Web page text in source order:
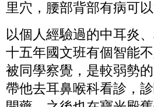
里穴，腰部背部有病可
以個人經驗過的中耳炎
十五年國文班有個智能
被同學察覺，是較弱勢
帶他去耳鼻喉科看診，